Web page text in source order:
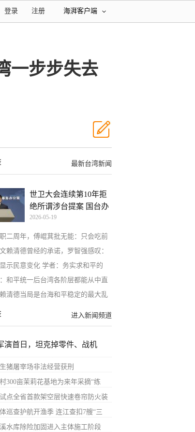
海湃客户端
注册
登录
一步步失去
最新台湾新闻
世卫大会连续第10年拒
绝所谓涉台提案 国台办
2026-05-19
二周年，傅崐萁批无能：只会吃前
赖清德曾经的承诺，罗智强感叹：
示民意变化 学者：务实求和平的
和平统一后台湾各阶层都能从中直
清德当局是台海和平稳定的最大乱
进入新闻频道
演首日，坦克掉零件、战机
猪屠宰场非法经营获刑
300亩茉莉花基地为来年采摘“练
点全省首款架空层快速卷帘防火装
巡查护航开渔季 连江查扣7艘“三
水库除险加固进入主体施工阶段